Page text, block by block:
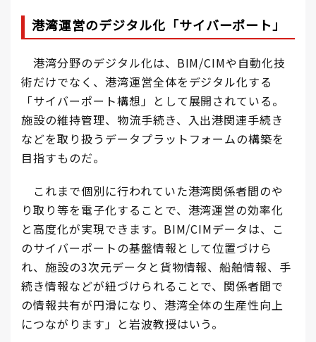
港湾運営のデジタル化「サイバーポート 」
港湾分野のデジタル化は、BIM/CIMや自動化技
術だけでなく、港湾運営全体をデジタル化する
「サイバーポート構想」として展開されている。
施設の維持管理、物流手続き、入出港関連手続き
などを取り扱うデータプラットフォームの構築を
目指すものだ。
これまで個別に行われていた港湾関係者間のや
り取り等を電子化することで、港湾運営の効率化
と高度化が実現できます。BIM/CIMデータは、こ
のサイバーポートの基盤情報として位置づけら
れ、施設の3次元データと貨物情報、船舶情報、手
続き情報などが紐づけられることで、関係者間で
の情報共有が円滑になり、港湾全体の生産性向上
につながります」と岩波教授はいう。